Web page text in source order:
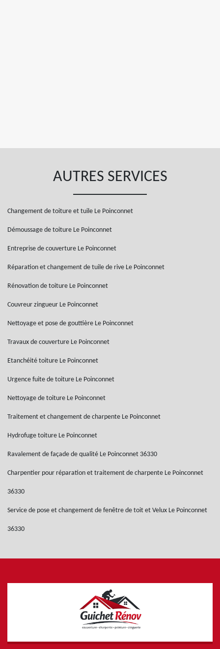
AUTRES SERVICES
Changement de toiture et tuile Le Poinconnet
Démoussage de toiture Le Poinconnet
Entreprise de couverture Le Poinconnet
Réparation et changement de tuile de rive Le Poinconnet
Rénovation de toiture Le Poinconnet
Couvreur zingueur Le Poinconnet
Nettoyage et pose de gouttière Le Poinconnet
Travaux de couverture Le Poinconnet
Etanchéité toiture Le Poinconnet
Urgence fuite de toiture Le Poinconnet
Nettoyage de toiture Le Poinconnet
Traitement et changement de charpente Le Poinconnet
Hydrofuge toiture Le Poinconnet
Ravalement de façade de qualité Le Poinconnet 36330
Charpentier pour réparation et traitement de charpente Le Poinconnet
36330
Service de pose et changement de fenêtre de toit et Velux Le Poinconnet
36330